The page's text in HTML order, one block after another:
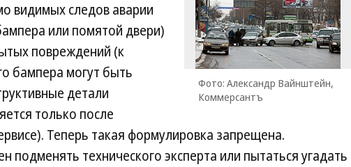
Фото: Александр Вайнштейн,
Коммерсантъ
видимых следов аварии
или помятой двери)
повреждений (к
бампера могут быть
детали
только после
Теперь такая формулировка запрещена.
технического эксперта или пытаться угадать